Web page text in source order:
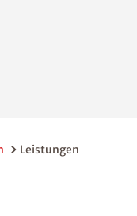
Leistungen